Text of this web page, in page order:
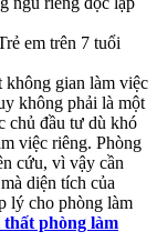
em trên 7 tuổi
không gian làm việc
không phải là một
chủ đầu tư dù khó
việc riêng. Phòng
cứu, vì vậy cần
diện tích của
lý cho phòng làm
phòng làm